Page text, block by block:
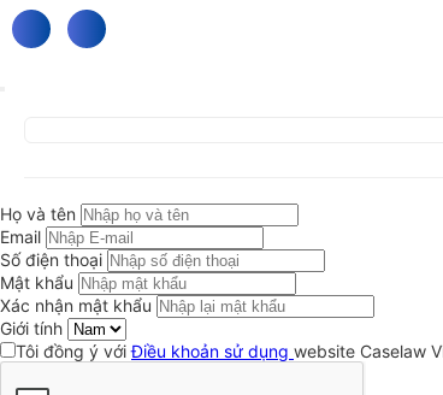
Họ và tên
Email
Số điện thoại
Mật khẩu
Xác nhận mật khẩu
Giới tính
Tôi đồng ý vớiĐiều khoản sử dụng website Caselaw